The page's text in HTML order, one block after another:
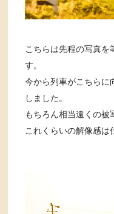
こちらは先程の写真を
す。
今から列車がこちらに
しました。
もちろん相当遠くの被
これくらいの解像感は